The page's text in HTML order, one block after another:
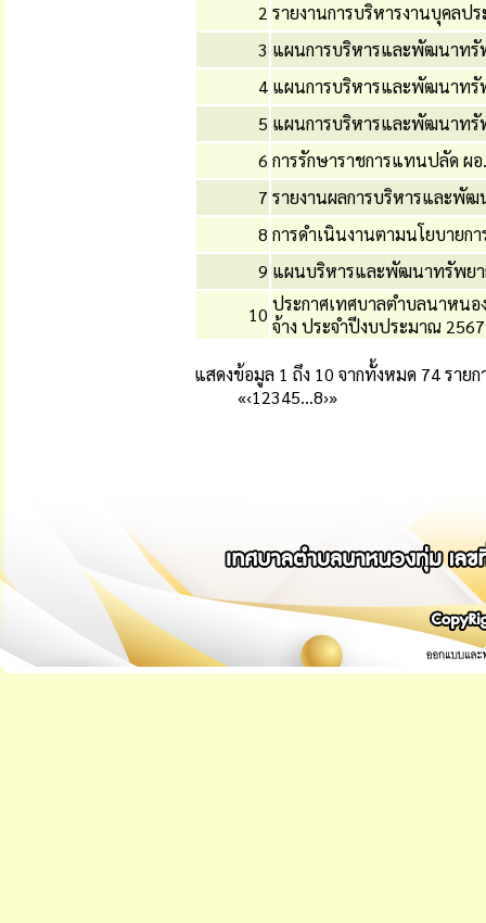
2 รายงานการบริหารงานบุคลป
3 แผนการบริหารและพัฒนาทรั
4 แผนการบริหารและพัฒนาทรั
5 แผนการบริหารและพัฒนาทรั
6 การรักษาราชการแทนปลัด ผอ
7 รายงานผลการบริหารและพั
8 การดำเนินงานตามนโยบายก
9 แผนบริหารและพัฒนาทรัพยา
10 ประกาศเทศบาลตำบลนาหนอ
จ้าง ประจำปีงบประมาณ 2567
แสดงข้อมูล 1 ถึง 10 จากทั้งหมด 74 รายก
«‹12345…8›»